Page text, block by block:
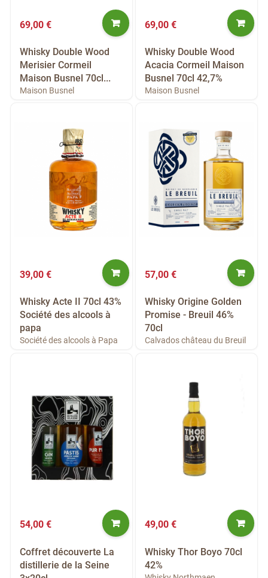
69,00 €
Whisky Double Wood
Merisier Cormeil
Maison Busnel 70cl...
Maison Busnel
69,00 €
Whisky Double Wood
Acacia Cormeil Maison
Busnel 70cl 42,7%
Maison Busnel
39,00 €
Whisky Acte II 70cl 43%
Société des alcools à
papa
Société des alcools à Papa
57,00 €
Whisky Origine Golden
Promise - Breuil 46%
70cl
Calvados château du Breuil
54,00 €
Coffret découverte La
distillerie de la Seine
49,00 €
Whisky Thor Boyo 70cl
42%